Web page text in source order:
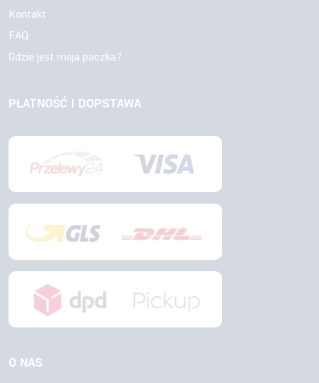
Kontakt
FAQ
Gdzie jest moja paczka?
PŁATNOŚĆ I DOPSTAWA
O NAS